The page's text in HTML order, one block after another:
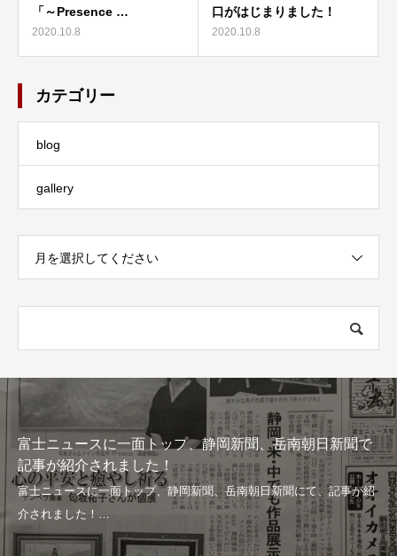
「～Presence …
2020.10.8
口がはじまりました！
2020.10.8
カテゴリー
blog
gallery
月を選択してください
富士ニュースに一面トップ、静岡新聞、岳南朝日新聞で
記事が紹介されました！